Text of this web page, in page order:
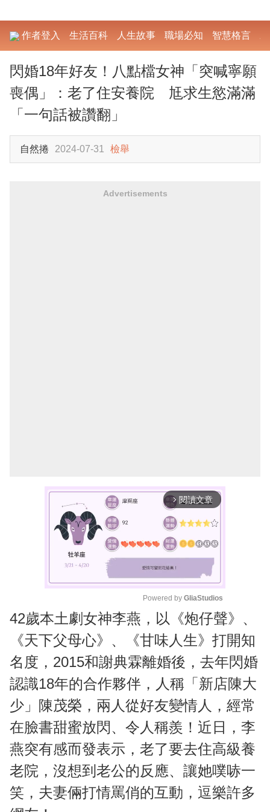
作者登入 生活百科 人生故事 職場必知 智慧格言
閃婚18年好友！八點檔女神「突喊寧願
喪偶」：老了住安養院 尪求生慾滿滿
「一句話被讚翻」
自然捲 2024-07-31 檢舉
Advertisements
arrow_forward_ios 閱讀文章
M
u
t
Powered by GliaStudios
42歲本土劇女神李燕，以《炮仔聲》、
《天下父母心》、《甘味人生》打開知
名度，2015和謝典霖離婚後，去年閃婚
認識18年的合作夥伴，人稱「新店陳大
少」陳茂榮，兩人從好友變情人，經常
在臉書甜蜜放閃、令人稱羨！近日，李
燕突有感而發表示，老了要去住高級養
老院，沒想到老公的反應、讓她噗哧一
笑，夫妻倆打情罵俏的互動，逗樂許多